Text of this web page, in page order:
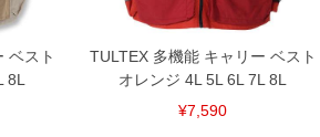
ベスト
8L
TULTEX 多機能 キャリー ベスト
オレンジ 4L 5L 6L 7L 8L
¥7,590